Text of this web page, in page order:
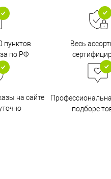
пунктов
по РФ
Весь
на сайте
подборе